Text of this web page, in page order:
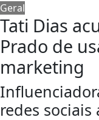
Geral
Tati Dias
Prado de
marketing
redes